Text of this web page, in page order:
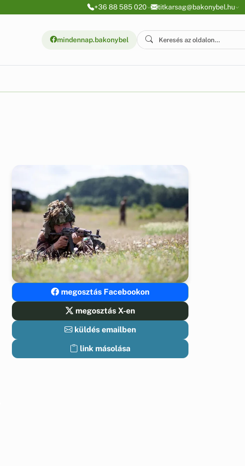
+36 88 585 020 titkarsag@bakonybel.hu
mindennap.bakonybel
megosztás Facebookon
megosztás X-en
küldés emailben
link másolása